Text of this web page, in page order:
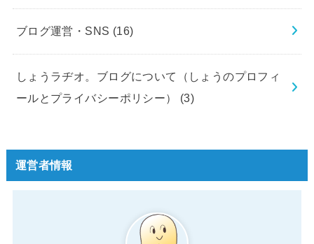
ブログ運営・SNS (16)
しょうラヂオ。ブログについて（しょうのプロフィ
ールとプライバシーポリシー） (3)
運営者情報